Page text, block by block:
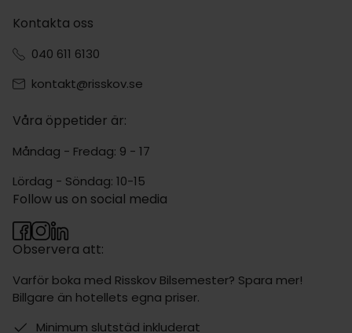
Kontakta oss
040 611 6130
kontakt@risskov.se
Våra öppetider är:
Måndag - Fredag: 9 - 17
Lördag - Söndag: 10-15
Observera att:
Varför boka med Risskov Bilsemester? Spara mer!
Billgare än hotellets egna priser.
Minimum slutstäd inkluderat
Follow us on social media